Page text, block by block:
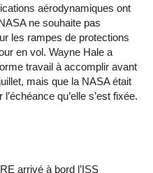
aérodynamiques ont
ne souhaite pas
les rampes de protections
en vol. Wayne Hale a
travail à accomplir avant
mais que la NASA était
qu’elle s’est fixée.
arrivé à bord l’ISS